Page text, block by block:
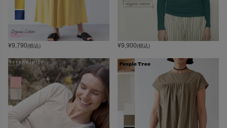
¥9,790(税込) ¥9,900(税込)